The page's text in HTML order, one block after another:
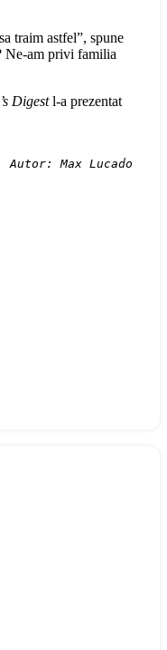
traim astfel”, spune
Ne-am privi familia
Digestl-a prezentat
Autor: Max Lucado